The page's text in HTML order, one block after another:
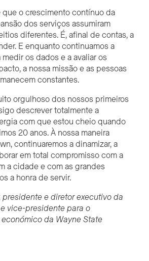
que o crescimento contínuo da
dos serviços assumiram
diferentes. É, afinal de contas, a
E enquanto continuamos a
medir os dados e a avaliar os
a nossa missão e as pessoas
constantes.
orgulhoso dos nossos primeiros
descrever totalmente a
com que estou cheio quando
20 anos. À nossa maneira
continuaremos a dinamizar, a
em total compromisso com a
a cidade e com as grandes
a honra de servir.
presidente e diretor executivo da
e vice-presidente para o
da Wayne State